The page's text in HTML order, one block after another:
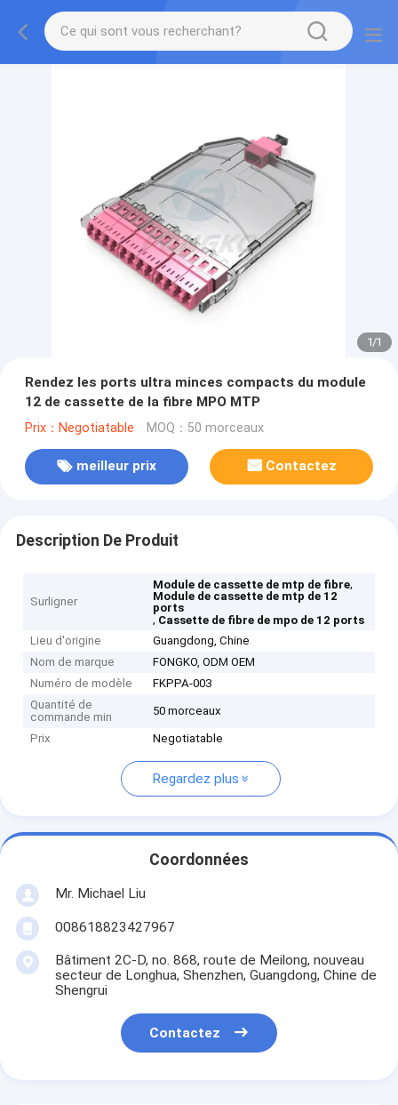
1/1
Rendez les ports ultra minces compacts du module
12 de cassette de la fibre MPO MTP
Prix：Negotiatable MOQ：50 morceaux
meilleur prix Contactez
Description De Produit
Surligner
Module de cassette de mtp de fibre,
Module de cassette de mtp de 12
ports
, Cassette de fibre de mpo de 12 ports
Lieu d'origine
Guangdong, Chine
Nom de marque
FONGKO, ODM OEM
Numéro de modèle
FKPPA-003
Quantité de
commande min
50 morceaux
Prix Negotiatable
Regardez plus
Coordonnées
Mr. Michael Liu
008618823427967
Bâtiment 2C-D, no. 868, route de Meilong, nouveau
secteur de Longhua, Shenzhen, Guangdong, Chine de
Shengrui
Contactez